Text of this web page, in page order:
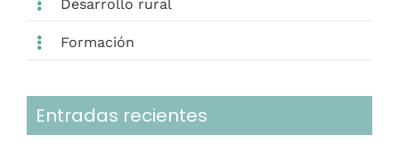
Desarrollo rural
Formación
Entradas recientes